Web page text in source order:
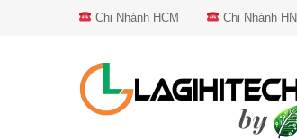
Chi Nhánh HCM Chi Nhánh HN